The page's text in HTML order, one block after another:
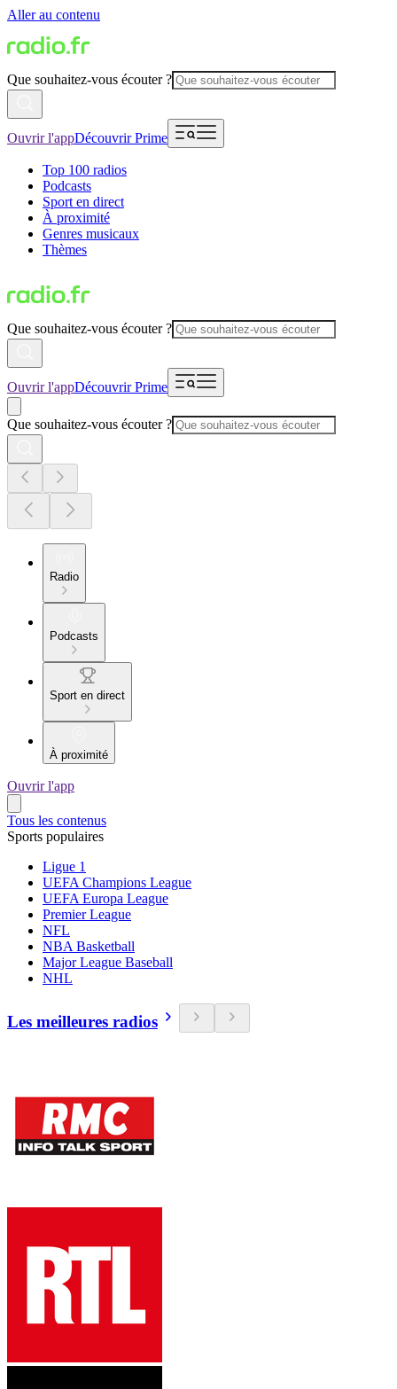
Aller au contenu
Que souhaitez-vous écouter ?
Ouvrir l'appDécouvrir Prime
Top 100 radios
Podcasts
Sport en direct
À proximité
Genres musicaux
Thèmes
Que souhaitez-vous écouter ?
Ouvrir l'appDécouvrir Prime
Que souhaitez-vous écouter ?
Radio
Podcasts
Sport en direct
À proximité
Ouvrir l'app
Tous les contenus
Sports populaires
Ligue 1
UEFA Champions League
UEFA Europa League
Premier League
NFL
NBA Basketball
Major League Baseball
NHL
Les meilleures radios